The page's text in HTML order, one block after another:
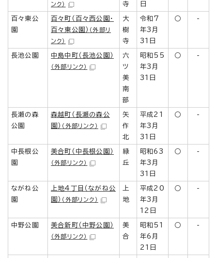
ンク）
寺
日
百々東公
園
百々町（百々西公園・
百々東公園） （外部リ
ンク）
大
樹
寺
令和7
年3月
31日
○ -
長池公園 中島中町（長池公園）
（外部リンク）
六
ツ
美
南
部
昭和55
年3月
31日
○ -
長瀬の森
公園
森越町（長瀬の森公
園） （外部リンク）
矢
作
北
平成21
年3月
31日
○ -
中長根公
園
美合町（中長根公園）
（外部リンク）
緑
丘
昭和63
年3月
31日
○ -
ながね公
園
上地4丁目（ながね公
園） （外部リンク）
上
地
平成20
年3月
12日
○ -
中野公園 美合新町（中野公園）
（外部リンク）
美
合
昭和51
年6月
21日
○ -